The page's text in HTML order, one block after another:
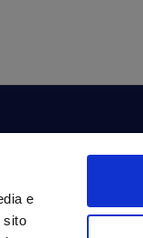
e
sito
nostra newsletter
in esclusiva